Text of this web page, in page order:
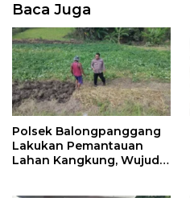
Baca Juga
Polsek Balongpanggang
Lakukan Pemantauan
Lahan Kangkung, Wujud